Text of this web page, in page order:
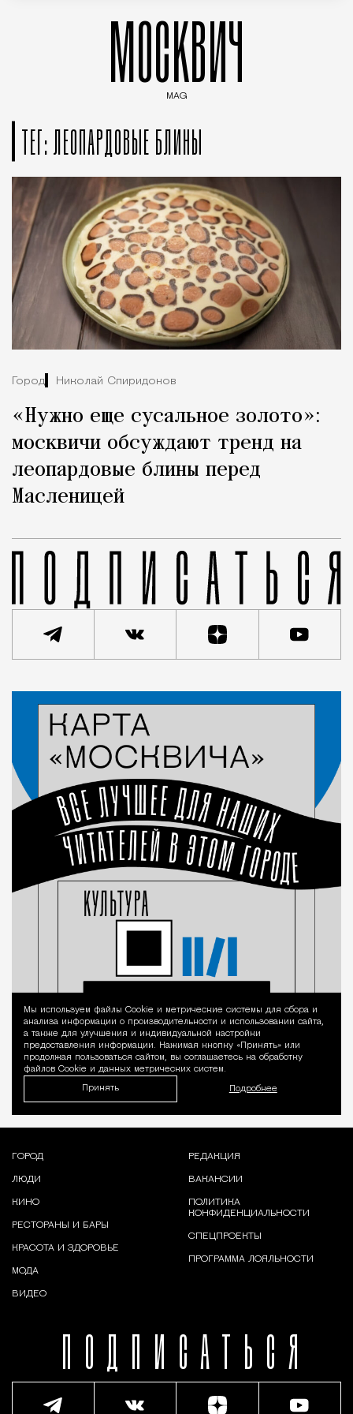
МОСКВИЧ
MAG
ТЕГ: ЛЕОПАРДОВЫЕ БЛИНЫ
Город Николай Спиридонов
«Нужно еще сусальное золото»:
москвичи обсуждают тренд на
леопардовые блины перед
Масленицей
Уведомление
Мы используем файлы Сookie и метрические системы для сбора и
анализа информации о производительности и использовании сайта,
а также для улучшения и индивидуальной настройки
предоставления информации. Нажимая кнопку «Принять» или
продолжая пользоваться сайтом, вы соглашаетесь на обработку
файлов Cookie и данных метрических систем.
Принять Подробнее
ПОДПИСАТЬСЯ
ГОРОД
ЛЮДИ
КИНО
РЕСТОРАНЫ И БАРЫ
КРАСОТА И ЗДОРОВЬЕ
МОДА
ВИДЕО
РЕДАКЦИЯ
ВАКАНСИИ
ПОЛИТИКА
КОНФИДЕНЦИАЛЬНОСТИ
СПЕЦПРОЕКТЫ
ПРОГРАММА ЛОЯЛЬНОСТИ